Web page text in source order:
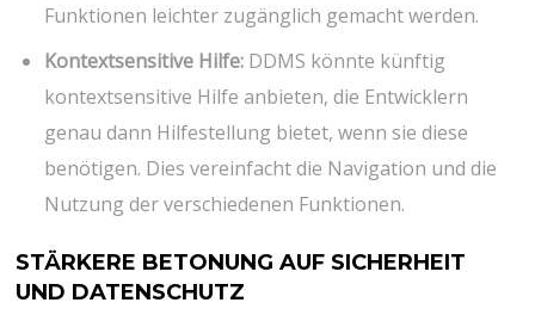
Funktionen leichter zugänglich gemacht werden.
Kontextsensitive Hilfe: DDMS könnte künftig
kontextsensitive Hilfe anbieten, die Entwicklern
genau dann Hilfestellung bietet, wenn sie diese
benötigen. Dies vereinfacht die Navigation und die
Nutzung der verschiedenen Funktionen.
STÄRKERE BETONUNG AUF SICHERHEIT
UND DATENSCHUTZ